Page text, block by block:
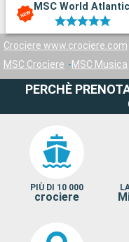
MSC World Atlantic
Crociere www.crociere.com
MSC Crociere
MSC Musica
PERCHÈ
PIÙ DI 10 000
crociere